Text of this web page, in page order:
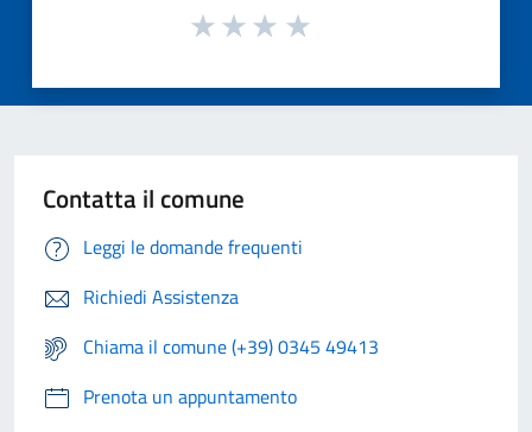
Contatta il comune
Leggi le domande frequenti
Richiedi Assistenza
Chiama il comune (+39) 0345 49413
Prenota un appuntamento